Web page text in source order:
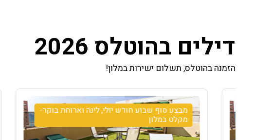
דילים בהוטלס 2026
הזמנה בהוטלס, תשלום ישירות במלון!
מבצע סוף שבוע חודש יולי, לינה וארוחת בוקר-
מקלט במלון